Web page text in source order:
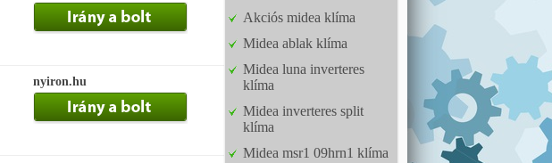
nyiron.hu
Akciós midea klíma
Midea ablak klíma
Midea luna inverteres
klíma
Midea inverteres split
klíma
Midea msr1 09hrn1 klíma